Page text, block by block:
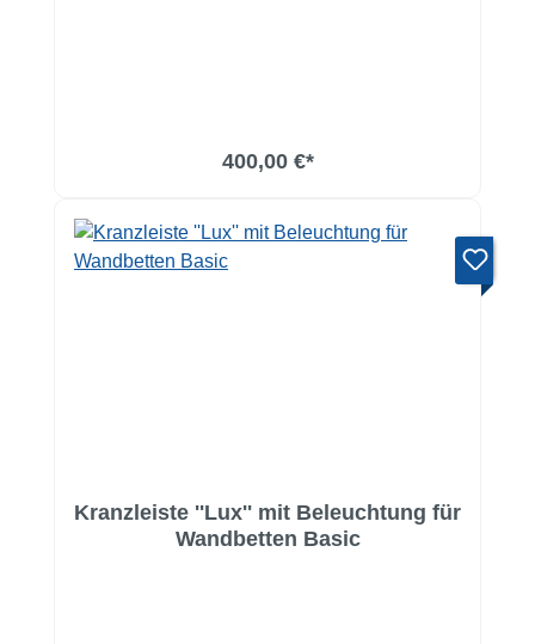
400,00 €*
In den Warenkorb
Kranzleiste ''Lux'' mit Beleuchtung für
Wandbetten Basic